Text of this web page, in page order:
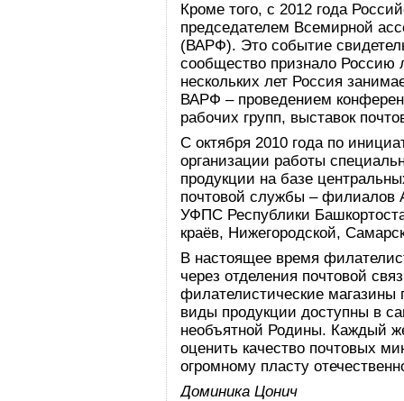
Кроме того, с 2012 года
председателем Всемирной
(ВАРФ). Это событие
сообщество признало
нескольких лет Россия
ВАРФ – проведением
рабочих групп, выставок
С октября 2010 года по
организации работы
продукции на базе
почтовой службы – филиалов
УФПС Республики
краёв, Нижегородской,
В настоящее время
через отделения почтовой
филателистические магазины
виды продукции доступны в
необъятной Родины. Каждый
оценить качество почтовых
огромному пласту
Доминика Цонич